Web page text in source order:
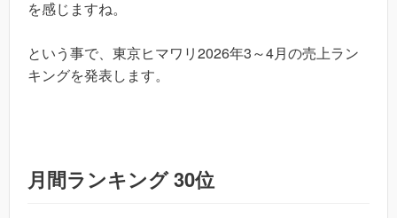
を感じますね。
という事で、東京ヒマワリ2026年3～4月の売上ラン
キングを発表します。
月間ランキング 30位